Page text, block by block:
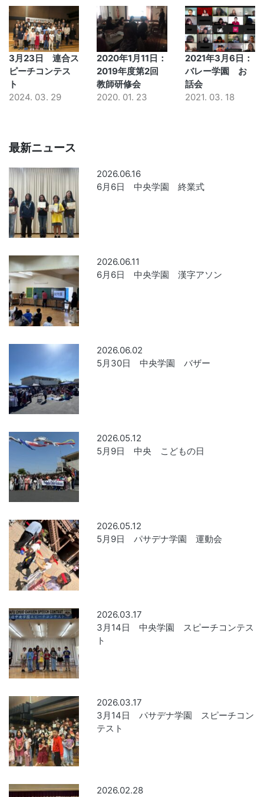
3月23日 連合ス
ピーチコンテス
ト
2024. 03. 29
2020年1月11日：
2019年度第2回
教師研修会
2020. 01. 23
2021年3月6日：
バレー学園 お
話会
2021. 03. 18
最新ニュース
2026.06.16
6月6日 中央学園 終業式
2026.06.11
6月6日 中央学園 漢字アソン
2026.06.02
5月30日 中央学園 バザー
2026.05.12
5月9日 中央 こどもの日
2026.05.12
5月9日 パサデナ学園 運動会
2026.03.17
3月14日 中央学園 スピーチコンテス
ト
2026.03.17
3月14日 パサデナ学園 スピーチコン
テスト
2026.02.28